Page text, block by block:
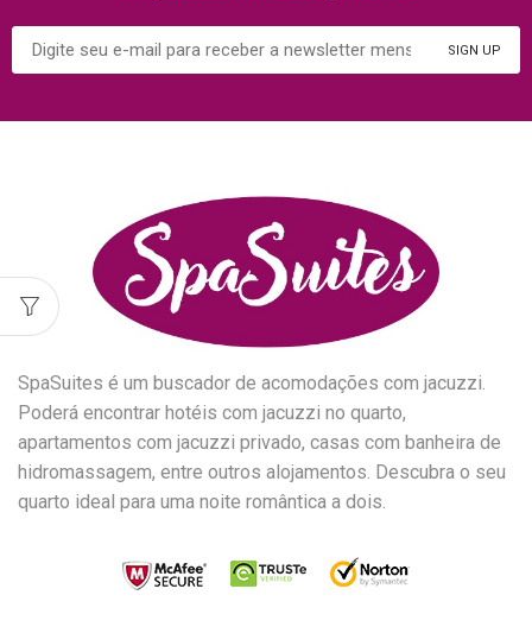
SpaSuites é um buscador de acomodações com jacuzzi.
Poderá encontrar hotéis com jacuzzi no quarto,
apartamentos com jacuzzi privado, casas com banheira de
hidromassagem, entre outros alojamentos. Descubra o seu
quarto ideal para uma noite romântica a dois.